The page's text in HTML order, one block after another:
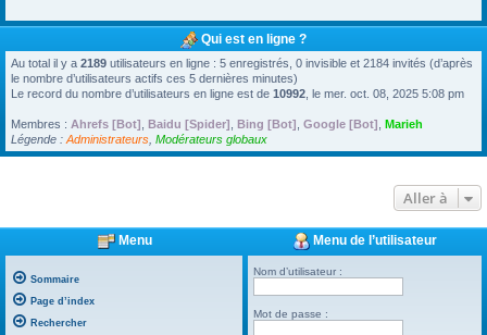
Qui est en ligne ?
Au total il y a 2189 utilisateurs en ligne : 5 enregistrés, 0 invisible et 2184 invités (d’après
le nombre d’utilisateurs actifs ces 5 dernières minutes)
Le record du nombre d’utilisateurs en ligne est de 10992 , le mer. oct. 08, 2025 5:08 pm
Membres : Ahrefs [Bot] Baidu [Spider] Bing [Bot] Google [Bot]
Marieh
Légende : Administrateurs Modérateurs globaux
Aller à
Menu
Sommaire
Page d’index
Rechercher
Menu de l’utilisateur
Nom d’utilisateur :
Mot de passe :